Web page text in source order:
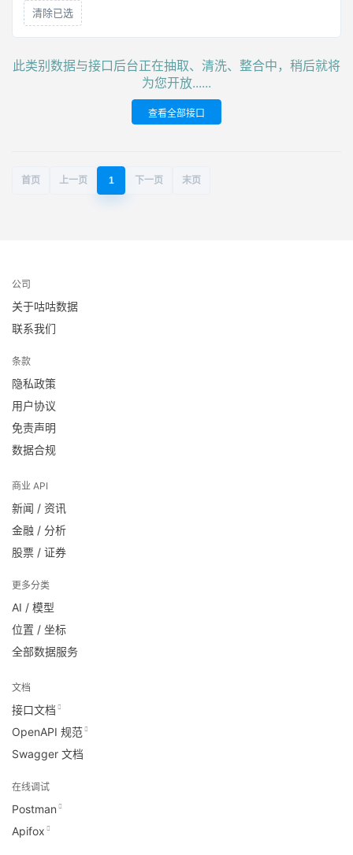
清除已选
此类别数据与接口后台正在抽取、清洗、整合中，稍后就将
为您开放......
查看全部接口
首页 上一页 1 下一页 末页
公司
关于咕咕数据
联系我们
条款
隐私政策
用户协议
免责声明
数据合规
商业 API
新闻 / 资讯
金融 / 分析
股票 / 证券
更多分类
AI / 模型
位置 / 坐标
全部数据服务
文档
接口文档
OpenAPI 规范
Swagger 文档
在线调试
Postman
Apifox